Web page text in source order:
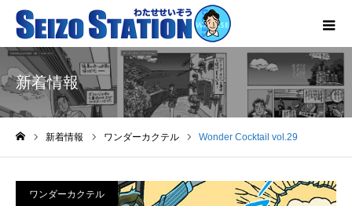
新着情報
新着情報 ワンダーカクテル Wonder Cocktail vol.29
ワンダーカクテル